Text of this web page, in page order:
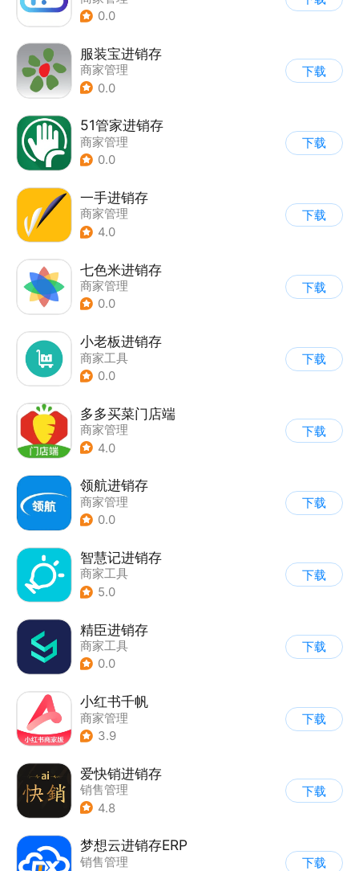
0.0
服装宝进销存
商家管理
0.0
下载
51管家进销存
商家管理
0.0
下载
一手进销存
商家管理
4.0
下载
七色米进销存
商家管理
0.0
下载
小老板进销存
商家工具
0.0
下载
多多买菜门店端
商家管理
4.0
下载
领航进销存
商家管理
0.0
下载
智慧记进销存
商家工具
5.0
下载
精臣进销存
商家工具
0.0
下载
小红书千帆
商家管理
3.9
下载
爱快销进销存
销售管理
4.8
下载
梦想云进销存ERP
销售管理
下载